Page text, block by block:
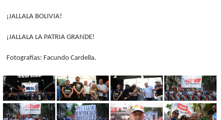
¡JALLALA BOLIVIA!
¡JALLALA LA PATRIA GRANDE!
Fotografías: Facundo Cardella.